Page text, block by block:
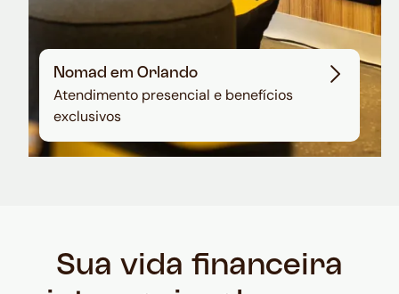
Nomad em Orlando
Atendimento presencial e benefícios
exclusivos
Sua vida financeira